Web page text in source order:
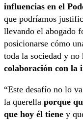
influencias en el
que podríamos
llevando el abogado
posicionarse cómo
toda la sociedad y no
colaboración con la
“Este desafío no lo
la querella porque
que hoy él tiene y